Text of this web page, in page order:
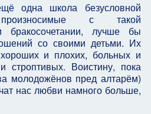
одна школа безусловной
с такой
бракосочетании, лучше бы
со своими детьми. Их
и плохих, больных и
строптивых. Воистину, пока
молодожёнов пред алтарём)
нас любви намного больше,